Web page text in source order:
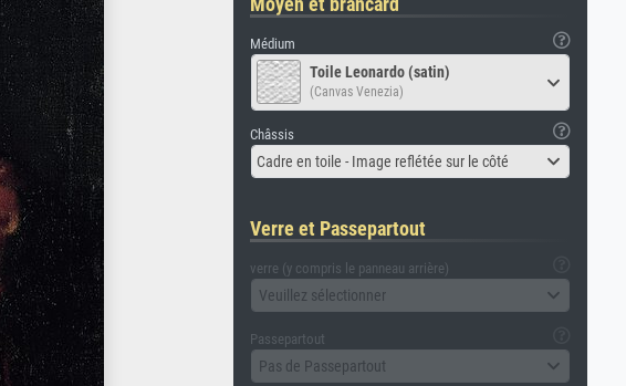
Médium
Toile Leonardo (satin)
(Canvas Venezia)
Châssis
Cadre en toile - Image reflétée sur le côté
Verre et Passepartout
verre (y compris le panneau arrière)
Veuillez sélectionner
Passepartout
Pas de Passepartout